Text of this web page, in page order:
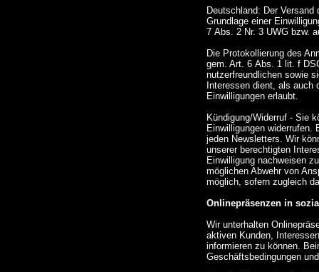
Deutschland: Der
Grundlage einer
7 Abs. 2 Nr. 3 UWG bzw.
Die Protokollierung des
gem. Art. 6 Abs. 1 lit. f
nutzerfreundlichen sowie
Interessen dient, als auch
Einwilligungen erlaubt.
Kündigung/Widerruf - Sie
Einwilligungen
jeden Newsletters. Wir
unserer berechtigten
Einwilligung nachweisen
möglichen Abwehr von
möglich, sofern zugleich
Onlinepräsenzen in
Wir unterhalten
aktiven Kunden,
informieren zu können.
Geschäftsbedingungen